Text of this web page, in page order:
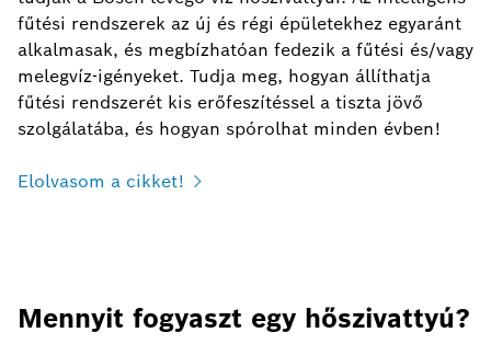
fűtési rendszerek az új és régi épületekhez egyaránt
alkalmasak, és megbízhatóan fedezik a fűtési és/vagy
melegvíz-igényeket. Tudja meg, hogyan állíthatja
fűtési rendszerét kis erőfeszítéssel a tiszta jövő
szolgálatába, és hogyan spórolhat minden évben!
Elolvasom a cikket!
Mennyit fogyaszt egy hőszivattyú?